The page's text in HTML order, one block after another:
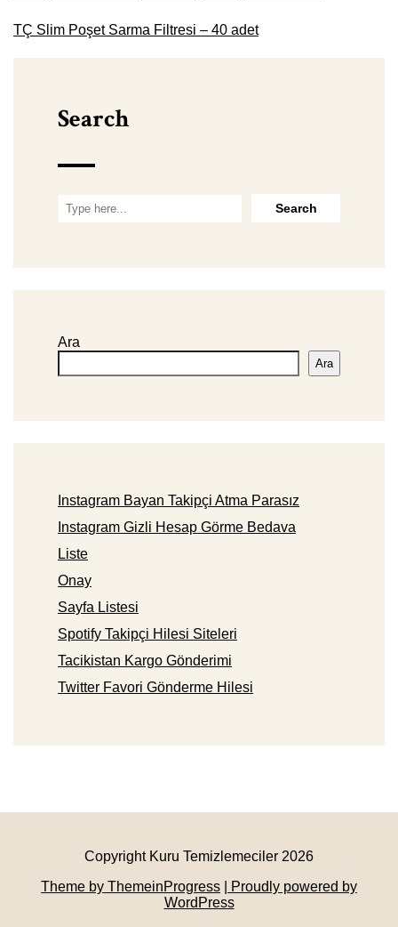
TÇ Slim Poşet Sarma Filtresi – 40 adet
Search
Ara
Ara
Instagram Bayan Takipçi Atma Parasız
Instagram Gizli Hesap Görme Bedava
Liste
Onay
Sayfa Listesi
Spotify Takipçi Hilesi Siteleri
Tacikistan Kargo Gönderimi
Twitter Favori Gönderme Hilesi
Copyright Kuru Temizlemeciler 2026
Theme by ThemeinProgress
| Proudly powered by
WordPress